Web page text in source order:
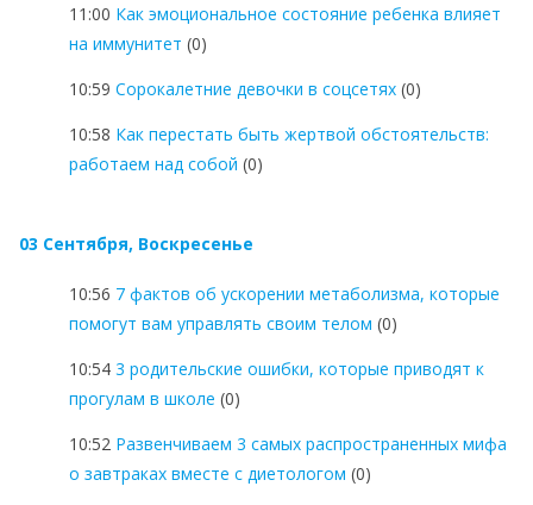
11:00 Как эмоциональное состояние ребенка влияет
на иммунитет (0)
10:59 Сорокалетние девочки в соцсетях (0)
10:58 Как перестать быть жертвой обстоятельств:
работаем над собой (0)
03 Сентября, Воскресенье
10:56 7 фактов об ускорении метаболизма, которые
помогут вам управлять своим телом (0)
10:54 3 родительские ошибки, которые приводят к
прогулам в школе (0)
10:52 Развенчиваем 3 самых распространенных мифа
о завтраках вместе с диетологом (0)